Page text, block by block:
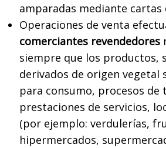
amparadas mediante cartas
Operaciones de venta
comerciantes revendedores
siempre que los productos,
derivados de origen vegetal
para consumo, procesos
prestaciones de servicios,
(por ejemplo: verdulerías,
hipermercados,